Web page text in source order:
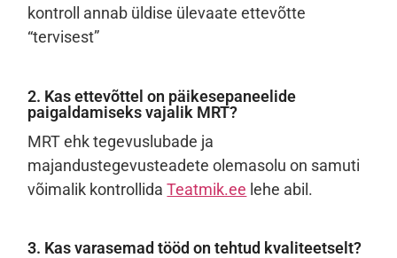
kontroll annab üldise ülevaate ettevõtte
“tervisest”
2. Kas ettevõttel on päikesepaneelide
paigaldamiseks vajalik MRT?
MRT ehk tegevuslubade ja
majandustegevusteadete olemasolu on samuti
võimalik kontrollidaTeatmik.ee lehe abil.
3. Kas varasemad tööd on tehtud kvaliteetselt?